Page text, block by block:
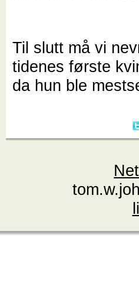
Til slutt må vi
tidenes første
da hun ble